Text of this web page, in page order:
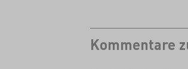
Kommentare